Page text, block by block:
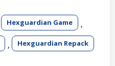
Hexguardian Game ,
, Hexguardian Repack